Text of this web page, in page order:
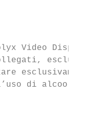
Video
di alcool o